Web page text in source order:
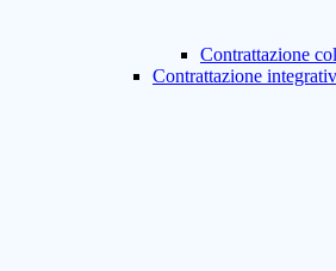
Contrattazione
Contrattazione